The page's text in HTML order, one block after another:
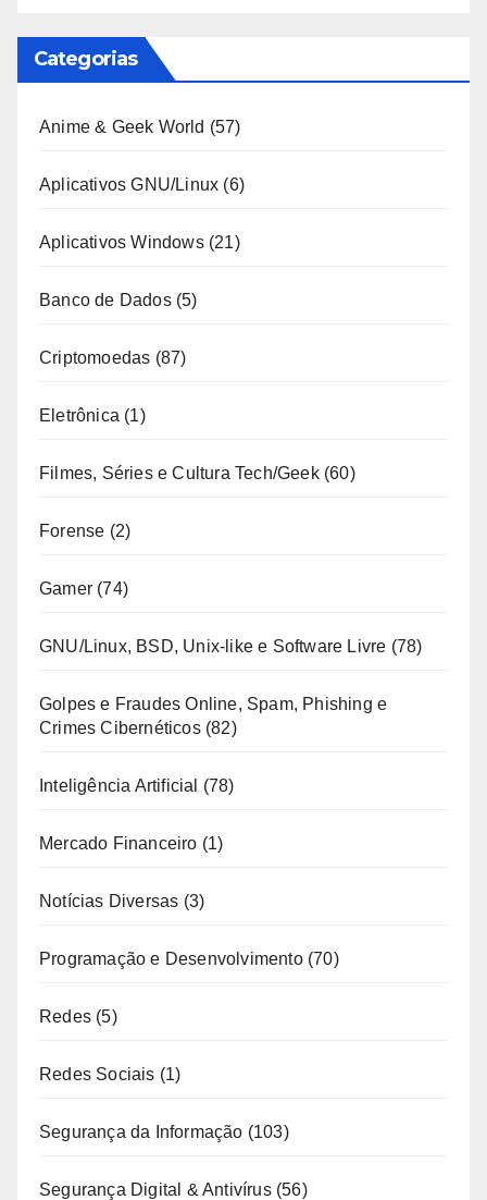
Categorias
Anime & Geek World (57)
Aplicativos GNU/Linux (6)
Aplicativos Windows(21)
Banco de Dados(5)
Criptomoedas (87)
Eletrônica (1)
Filmes, Séries e Cultura Tech/Geek(60)
Forense (2)
Gamer (74)
GNU/Linux, BSD, Unix-like e Software Livre (78)
Golpes e Fraudes Online, Spam, Phishing e
Crimes Cibernéticos(82)
Inteligência Artificial (78)
Mercado Financeiro (1)
Notícias Diversas (3)
Programação e Desenvolvimento(70)
Redes (5)
Redes Sociais (1)
Segurança da Informação (103)
Segurança Digital & Antivírus(56)